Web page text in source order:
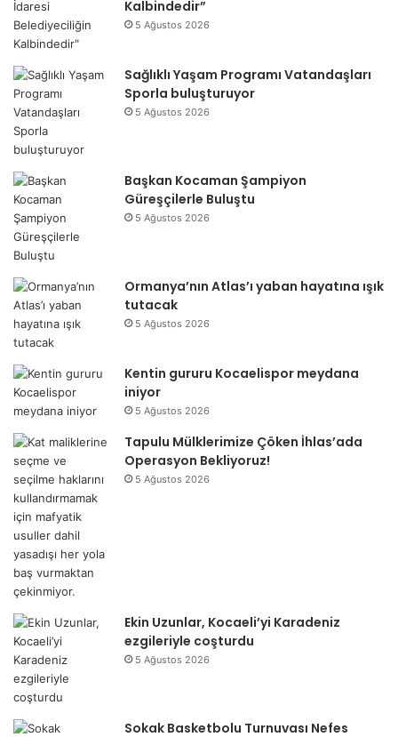
Kalbindedir”
5 Ağustos 2026
Sağlıklı Yaşam Programı Vatandaşları
Sporla buluşturuyor
5 Ağustos 2026
Başkan Kocaman Şampiyon
Güreşçilerle Buluştu
5 Ağustos 2026
Ormanya’nın Atlas’ı yaban hayatına ışık
tutacak
5 Ağustos 2026
Kentin gururu Kocaelispor meydana
iniyor
5 Ağustos 2026
Tapulu Mülklerimize Çöken İhlas’ada
Operasyon Bekliyoruz!
5 Ağustos 2026
Ekin Uzunlar, Kocaeli’yi Karadeniz
ezgileriyle coşturdu
5 Ağustos 2026
Sokak Basketbolu Turnuvası Nefes